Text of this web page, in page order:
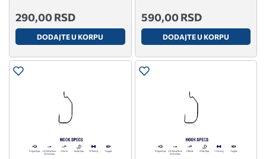
290,00 RSD
DODAJTE U KORPU
590,00 RSD
DODAJTE U KORPU